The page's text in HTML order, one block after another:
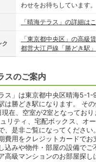
わせをお待ちしています。
「晴海テラス」の詳細は
ク
「東京都中央区」の高級
都営大江戸線「勝どき駅
スのご案内
ス」は東京都中央区晴海5-
は勝どき駅になります。 そ
在、空室が2室となっており
リティ、宅配ボックス、オ
、是非ご覧になってください。
費用をクレジットカードでお
込みや物件・部屋の設備でご
高級マンションのお部屋探し